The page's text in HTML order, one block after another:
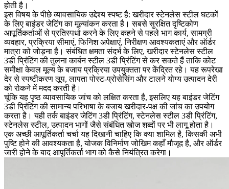
होती है।
इस विषय के पीछे व्यावसायिक उद्देश्य स्पष्ट है: खरीदार स्टेनलेस स्टील घटकों
के लिए बाइंडर जेटिंग का मूल्यांकन करता है। सबसे सुरक्षित दृष्टिकोण
आपूर्तिकर्ताओं से प्रतिस्पर्धा करने के लिए कहने से पहले भाग कार्य, सामग्री
व्यवहार, प्रक्रिया सीमाएं, फिनिश अपेक्षाएं, निरीक्षण आवश्यकताएं और ऑर्डर
मात्रा को जोड़ना है। संबंधित क्षमता संदर्भ के लिए, खरीदारस्टेनलेस स्टील
3डी प्रिंटिंगकी तुलनाकार्बन स्टील 3डी प्रिंटिंगसे कर सकते हैं ताकि कोट
समीक्षा केवल मूल्य के बजाय प्रक्रिया उपयुक्तता पर केंद्रित रहे। यह रूपरेखा
देर से स्पष्टीकरण लूप, लापता पोस्ट-प्रोसेसिंग और टालने योग्य उत्पादन देरी
को रोकने में मदद करती है।
चूंकि यह पृष्ठ व्यावसायिक जांच को लक्षित करता है, इसलिए यह बाइंडर जेटिंग
3डी प्रिंटिंग की सामान्य परिभाषा के बजाय खरीदार-पक्ष की जांच का उपयोग
करता है। यही तर्क बाइंडर जेटिंग 3डी प्रिंटिंग, स्टेनलेस स्टील 3डी प्रिंटिंग,
स्टेनलेस स्टील, उत्पादन भागों जैसे संबंधित खोज शब्दों पर भी लागू होता है।
एक अच्छी आपूर्तिकर्ता चर्चा यह दिखानी चाहिए कि क्या शामिल है, किसकी अभी
पुष्टि होने की आवश्यकता है, योजक विनिर्माण जोखिम कहाँ मौजूद है, और ऑर्डर
जारी होने के बाद आपूर्तिकर्ता भाग को कैसे नियंत्रित करेगा।